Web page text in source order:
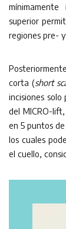
superior
regiones pre-
corta (short
incisiones
del MICRO-
en 5 puntos
los cuales
el cuello,